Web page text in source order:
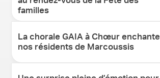
familles
La chorale GAIA à Chœur enchante
nos résidents de Marcoussis